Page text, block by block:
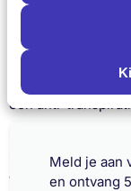
Meld je aan
en ontvang
deodorant anti-
transpiratie
op de huid. De
hebben een
een anti-
shirts? Probeer
anti-strepen roller.